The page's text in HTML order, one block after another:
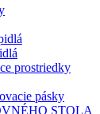
prostriedky
pásky
STOLA